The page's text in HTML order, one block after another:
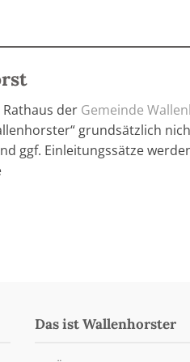
der Gemeinde
grundsätzlich
ggf. Einleitungssätze
Das ist Wallenhorster